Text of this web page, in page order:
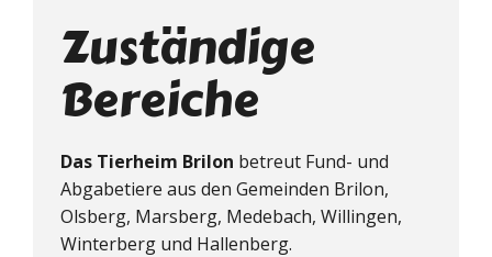
Zuständige
Bereiche
Das Tierheim Brilon betreut Fund- und
Abgabetiere aus den Gemeinden Brilon,
Olsberg, Marsberg, Medebach, Willingen,
Winterberg und Hallenberg.